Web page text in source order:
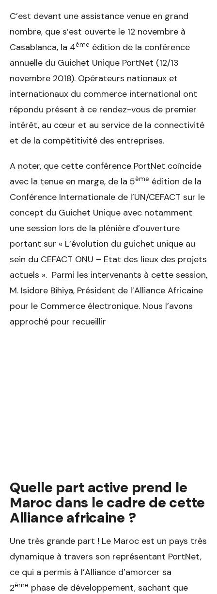
C’est devant une assistance venue en grand
nombre, que s’est ouverte le 12 novembre à
Casablanca, la 4ème édition de la conférence
annuelle du Guichet Unique PortNet (12/13
novembre 2018). Opérateurs nationaux et
internationaux du commerce international ont
répondu présent à ce rendez-vous de premier
intérêt, au cœur et au service de la connectivité
et de la compétitivité des entreprises.
A noter, que cette conférence PortNet coïncide
avec la tenue en marge, de la 5ème édition de la
Conférence Internationale de l’UN/CEFACT sur le
concept du Guichet Unique avec notamment
une session lors de la plénière d’ouverture
portant sur « L’évolution du guichet unique au
sein du CEFACT ONU – Etat des lieux des projets
actuels ». Parmi les intervenants à cette session,
M. Isidore Bihiya, Président de l’Alliance Africaine
pour le Commerce électronique. Nous l’avons
approché pour recueillir
Quelle part active prend le
Maroc dans le cadre de cette
Alliance africaine ?
Une très grande part ! Le Maroc est un pays très
dynamique à travers son représentant PortNet,
ce qui a permis à l’Alliance d’amorcer sa
2ème phase de développement, sachant que